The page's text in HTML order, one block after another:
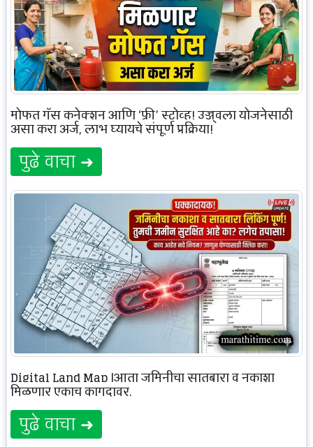
मोफत गॅस कनेक्शन आणि ‘फ्री’ स्टोव्ह! उज्ज्वला योजनेसाठी
असा करा अर्ज, लाभ घ्यायचे संपूर्ण प्रक्रिया!
पुढे वाचा ➜
Digital Land Map |आता जमिनीचा सातबारा व नकाशा
मिळणार एकाच कागदावर.
पुढे वाचा ➜